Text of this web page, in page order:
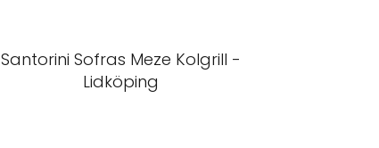
Santorini Sofras Meze Kolgrill -
Lidköping